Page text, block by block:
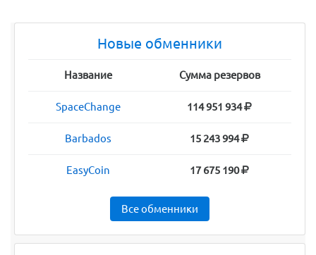
Новые обменники
Название Сумма резервов
SpaceChange 114 951 934
Barbados 15 243 994
EasyCoin 17 675 190
Все обменники